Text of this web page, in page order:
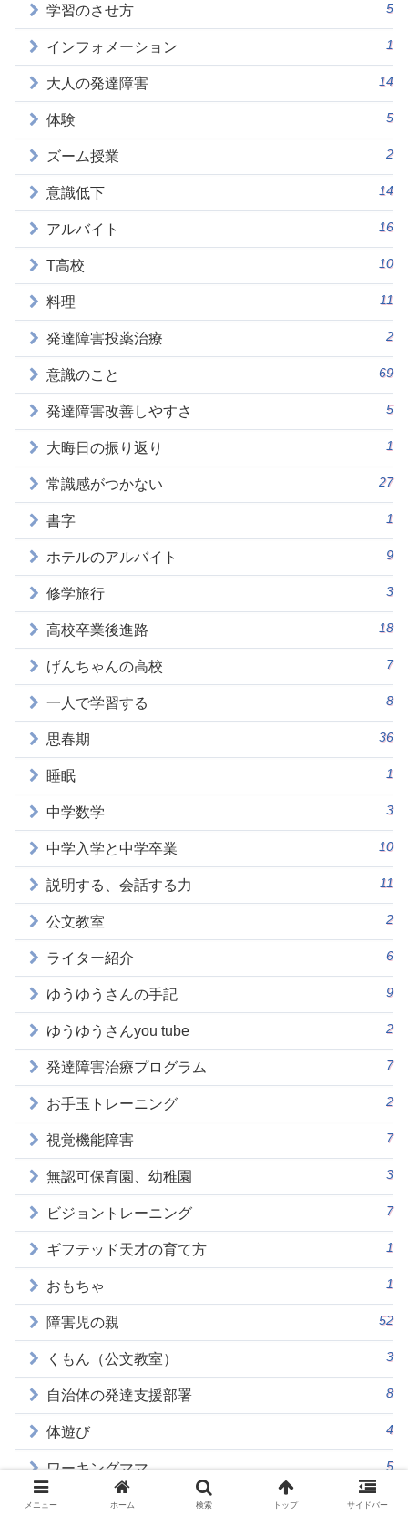
学習のさせ方 5
インフォメーション 1
大人の発達障害 14
体験 5
ズーム授業 2
意識低下 14
アルバイト 16
T高校 10
料理 11
発達障害投薬治療 2
意識のこと 69
発達障害改善しやすさ 5
大晦日の振り返り 1
常識感がつかない 27
書字 1
ホテルのアルバイト 9
修学旅行 3
高校卒業後進路 18
げんちゃんの高校 7
一人で学習する 8
思春期 36
睡眠 1
中学数学 3
中学入学と中学卒業 10
説明する、会話する力 11
公文教室 2
ライター紹介 6
ゆうゆうさんの手記 9
ゆうゆうさんyou tube 2
発達障害治療プログラム 7
お手玉トレーニング 2
視覚機能障害 7
無認可保育園、幼稚園 3
ビジョントレーニング 7
ギフテッド天才の育て方 1
おもちゃ 1
障害児の親 52
くもん（公文教室） 3
自治体の発達支援部署 8
体遊び 4
ワーキングママ 5
トレーニングの効果 20
メニュー ホーム 検索 トップ サイドバー